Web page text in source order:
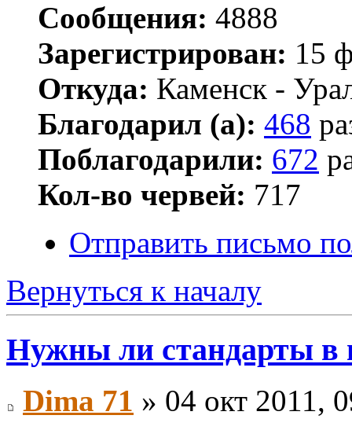
Сообщения: 4888
Зарегистрирован: 15
Откуда: Каменск -
Благодарил (а): 468
Поблагодарили: 672
Кол-во червей: 717
Отправить письмо
Вернуться к началу
Нужны ли стандарты в
Dima 71 » 04 окт 2011,